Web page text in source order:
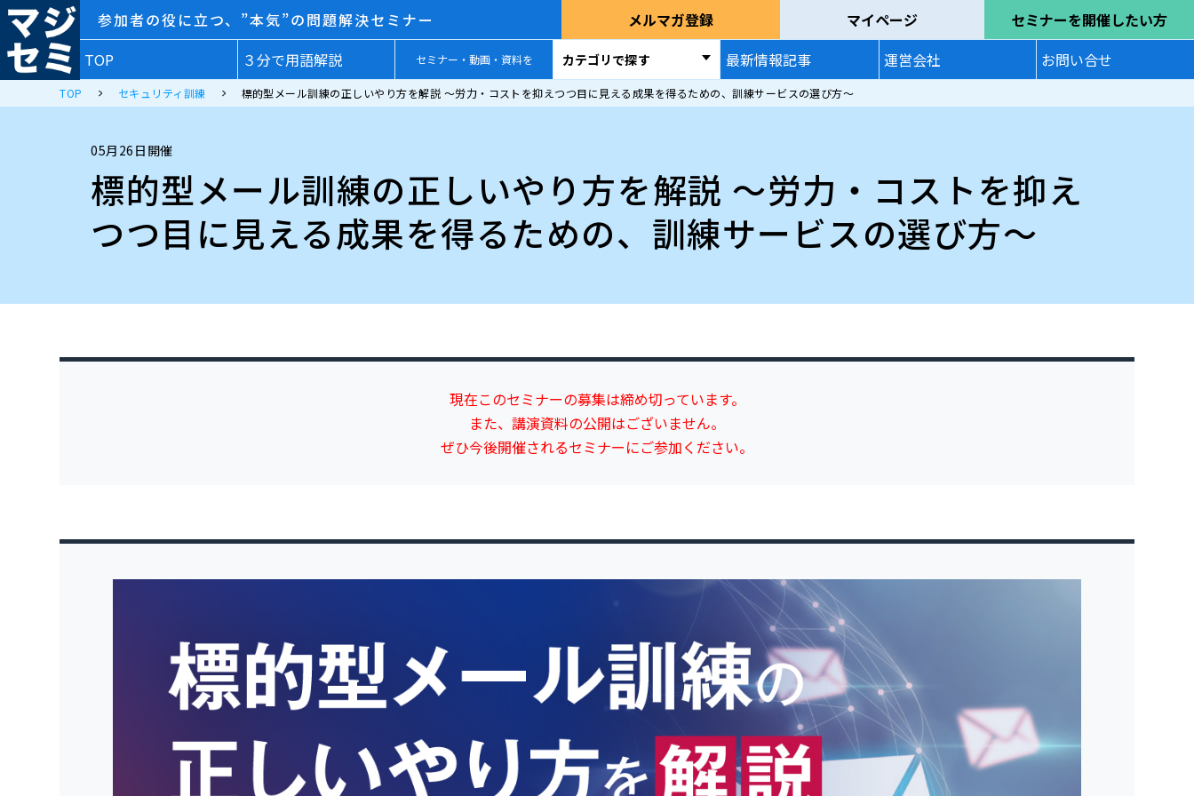
参加者の役に立つ、”本気”の問題解決セミナー メルマガ登録 マイページ
セミナーを開催したい方
TOP
３分で用語解説 セミナー・動画・資料を カテゴリで探す 最新情報記事 運営会社 お問い合せ
TOP セキュリティ訓練 標的型メール訓練の正しいやり方を解説 〜労力・コストを抑えつつ目に見える成果を得るための、訓練サービスの選び方〜
05月26日開催
標的型メール訓練の正しいやり方を解説 〜労力・コストを抑え
つつ目に見える成果を得るための、訓練サービスの選び方〜
現在このセミナーの募集は締め切っています。
また、講演資料の公開はございません。
ぜひ今後開催されるセミナーにご参加ください。